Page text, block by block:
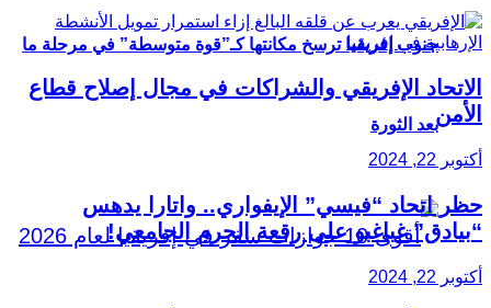
جنوب إفريقيا ترسخ مكانتها كـ”قوة متوسطة” في مرحلة ما
بعد الثورة
الاتحاد الإفريقي والشراكات في مجال إصلاح قطاع
الأمن
أكتوبر 22, 2024
حظر اتحاد “فيسي” الإيفواري.. واتارا يدهس
“بيادق” غباغبو على رقعة الحرم الجامعي!
أكتوبر 22, 2024